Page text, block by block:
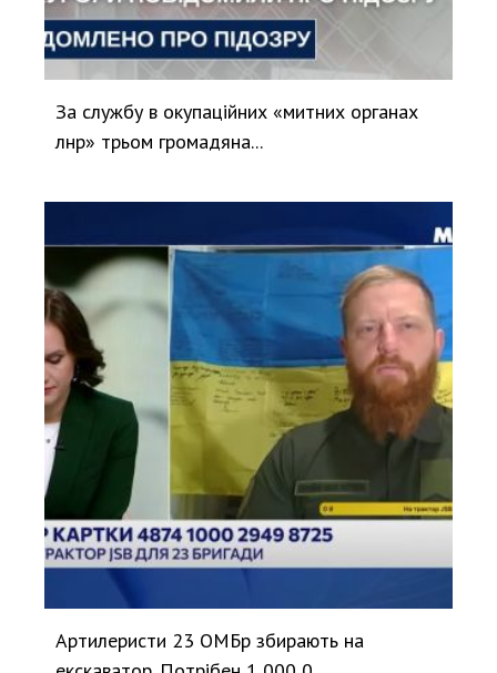
За службу в окупаційних «митних органах
лнр» трьом громадяна...
Артилеристи 23 ОМБр збирають на